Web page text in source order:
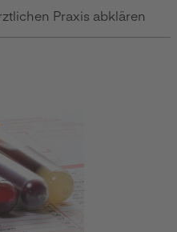
Praxis abklären